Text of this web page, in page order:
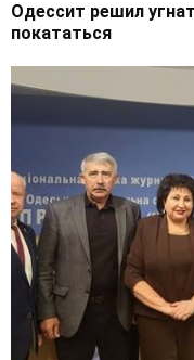
Одессит решил
покататься